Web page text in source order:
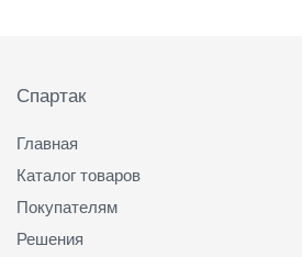
Спартак
Главная
Каталог товаров
Покупателям
Решения